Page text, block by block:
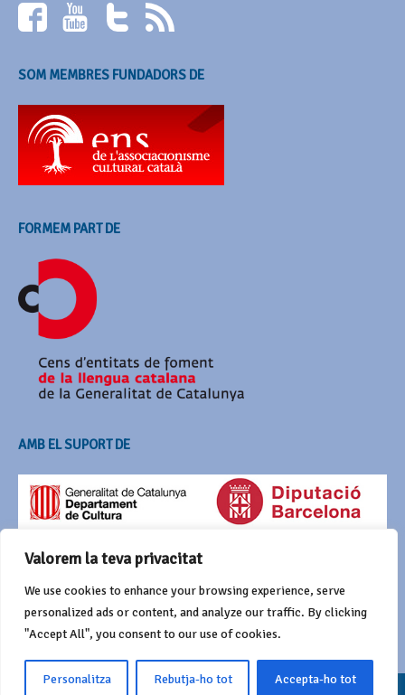
Valorem la teva privacitat
We use cookies to enhance your browsing experience, serve
personalized ads or content, and analyze our traffic. By clicking
"Accept All", you consent to our use of cookies.
Personalitza Rebutja-ho tot Accepta-ho tot
SOM MEMBRES FUNDADORS DE
FORMEM PART DE
AMB EL SUPORT DE
© 2016 Agrupació del Bestiari Festiu i Popular de Catalunya